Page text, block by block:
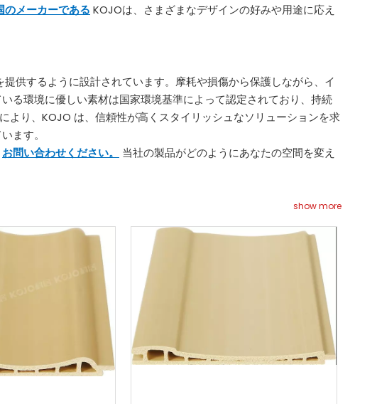
のメーカーである KOJOは、さまざまなデザインの好みや用途に応え
供するように設計されています。摩耗や損傷から保護しながら、イ
る環境に優しい素材は国家環境基準によって認定されており、持続
り、KOJO は、信頼性が高くスタイリッシュなソリューションを求
ます。
お問い合わせください。
当社の製品がどのようにあなたの空間を変え
show more